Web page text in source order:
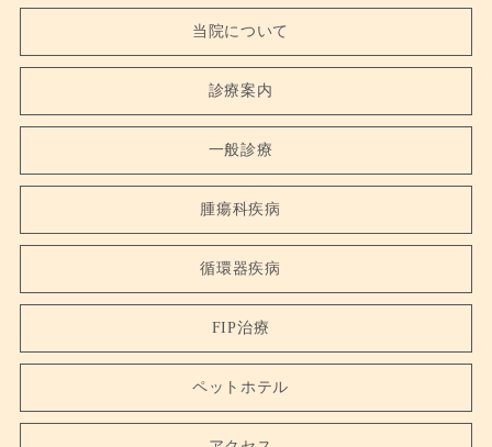
当院について
診療案内
一般診療
腫瘍科疾病
循環器疾病
FIP治療
ペットホテル